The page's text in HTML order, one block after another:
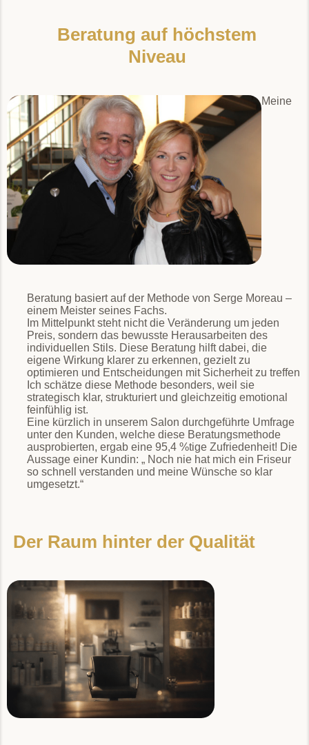
Beratung auf höchstem
Niveau
Meine
Beratung basiert auf der Methode von Serge Moreau –
einem Meister seines Fachs.
Im Mittelpunkt steht nicht die Veränderung um jeden
Preis, sondern das bewusste Herausarbeiten des
individuellen Stils. Diese Beratung hilft dabei, die
eigene Wirkung klarer zu erkennen, gezielt zu
optimieren und Entscheidungen mit Sicherheit zu treffen
Ich schätze diese Methode besonders, weil sie
strategisch klar, strukturiert und gleichzeitig emotional
feinfühlig ist.
Eine kürzlich in unserem Salon durchgeführte Umfrage
unter den Kunden, welche diese Beratungsmethode
ausprobierten, ergab eine 95,4 %tige Zufriedenheit! Die
Aussage einer Kundin: „ Noch nie hat mich ein Friseur
so schnell verstanden und meine Wünsche so klar
umgesetzt.“
Der Raum hinter der Qualität